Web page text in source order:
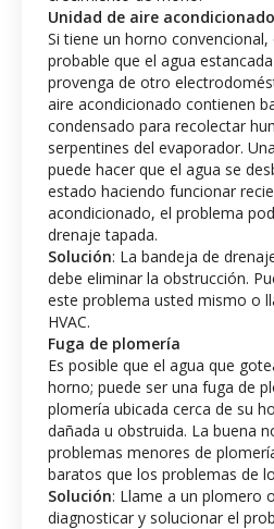
Unidad de aire
Si tiene un horno
probable que el agua
provenga de otro
aire acondicionado contienen
condensado para recolectar
serpentines del evaporador.
puede hacer que el agua se
estado haciendo funcionar
acondicionado, el problema
drenaje tapada.
Solución: La bandeja de
debe eliminar la obstrucción.
este problema usted mismo o
HVAC.
Fuga de plomería
Es posible que el agua que
horno; puede ser una fuga de
plomería ubicada cerca de su
dañada u obstruida. La buena
problemas menores de
baratos que los problemas de
Solución: Llame a un plomero
diagnosticar y solucionar el